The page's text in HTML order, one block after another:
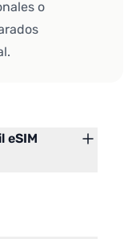
o
eSIM